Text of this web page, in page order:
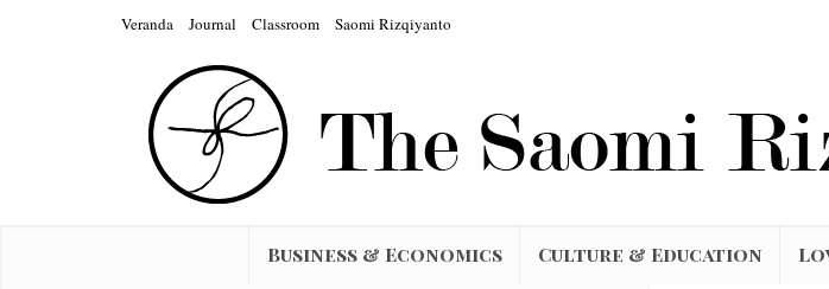
Veranda Journal Classroom Saomi Rizqiyanto
Business & Economics Culture & Education